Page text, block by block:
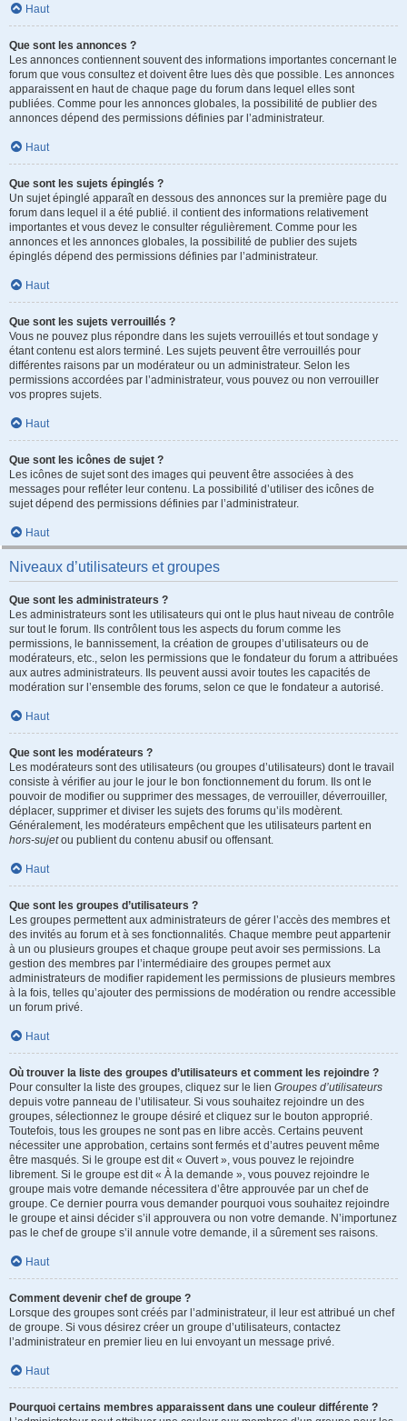
Haut
Que sont les annonces ?
Les annonces contiennent souvent des informations importantes concernant le
forum que vous consultez et doivent être lues dès que possible. Les annonces
apparaissent en haut de chaque page du forum dans lequel elles sont
publiées. Comme pour les annonces globales, la possibilité de publier des
annonces dépend des permissions définies par l’administrateur.
Haut
Que sont les sujets épinglés ?
Un sujet épinglé apparaît en dessous des annonces sur la première page du
forum dans lequel il a été publié. il contient des informations relativement
importantes et vous devez le consulter régulièrement. Comme pour les
annonces et les annonces globales, la possibilité de publier des sujets
épinglés dépend des permissions définies par l’administrateur.
Haut
Que sont les sujets verrouillés ?
Vous ne pouvez plus répondre dans les sujets verrouillés et tout sondage y
étant contenu est alors terminé. Les sujets peuvent être verrouillés pour
différentes raisons par un modérateur ou un administrateur. Selon les
permissions accordées par l’administrateur, vous pouvez ou non verrouiller
vos propres sujets.
Haut
Que sont les icônes de sujet ?
Les icônes de sujet sont des images qui peuvent être associées à des
messages pour refléter leur contenu. La possibilité d’utiliser des icônes de
sujet dépend des permissions définies par l’administrateur.
Haut
Niveaux d’utilisateurs et groupes
Que sont les administrateurs ?
Les administrateurs sont les utilisateurs qui ont le plus haut niveau de contrôle
sur tout le forum. Ils contrôlent tous les aspects du forum comme les
permissions, le bannissement, la création de groupes d’utilisateurs ou de
modérateurs, etc., selon les permissions que le fondateur du forum a attribuées
aux autres administrateurs. Ils peuvent aussi avoir toutes les capacités de
modération sur l’ensemble des forums, selon ce que le fondateur a autorisé.
Haut
Que sont les modérateurs ?
Les modérateurs sont des utilisateurs (ou groupes d’utilisateurs) dont le travail
consiste à vérifier au jour le jour le bon fonctionnement du forum. Ils ont le
pouvoir de modifier ou supprimer des messages, de verrouiller, déverrouiller,
déplacer, supprimer et diviser les sujets des forums qu’ils modèrent.
Généralement, les modérateurs empêchent que les utilisateurs partent en
hors-sujetou publient du contenu abusif ou offensant.
Haut
Que sont les groupes d’utilisateurs ?
Les groupes permettent aux administrateurs de gérer l’accès des membres et
des invités au forum et à ses fonctionnalités. Chaque membre peut appartenir
à un ou plusieurs groupes et chaque groupe peut avoir ses permissions. La
gestion des membres par l’intermédiaire des groupes permet aux
administrateurs de modifier rapidement les permissions de plusieurs membres
à la fois, telles qu’ajouter des permissions de modération ou rendre accessible
un forum privé.
Haut
Où trouver la liste des groupes d’utilisateurs et comment les rejoindre ?
Pour consulter la liste des groupes, cliquez sur le lien Groupes d’utilisateurs
depuis votre panneau de l’utilisateur. Si vous souhaitez rejoindre un des
groupes, sélectionnez le groupe désiré et cliquez sur le bouton approprié.
Toutefois, tous les groupes ne sont pas en libre accès. Certains peuvent
nécessiter une approbation, certains sont fermés et d’autres peuvent même
être masqués. Si le groupe est dit « Ouvert », vous pouvez le rejoindre
librement. Si le groupe est dit « À la demande », vous pouvez rejoindre le
groupe mais votre demande nécessitera d’être approuvée par un chef de
groupe. Ce dernier pourra vous demander pourquoi vous souhaitez rejoindre
le groupe et ainsi décider s’il approuvera ou non votre demande. N’importunez
pas le chef de groupe s’il annule votre demande, il a sûrement ses raisons.
Haut
Comment devenir chef de groupe ?
Lorsque des groupes sont créés par l’administrateur, il leur est attribué un chef
de groupe. Si vous désirez créer un groupe d’utilisateurs, contactez
l’administrateur en premier lieu en lui envoyant un message privé.
Haut
Pourquoi certains membres apparaissent dans une couleur différente ?